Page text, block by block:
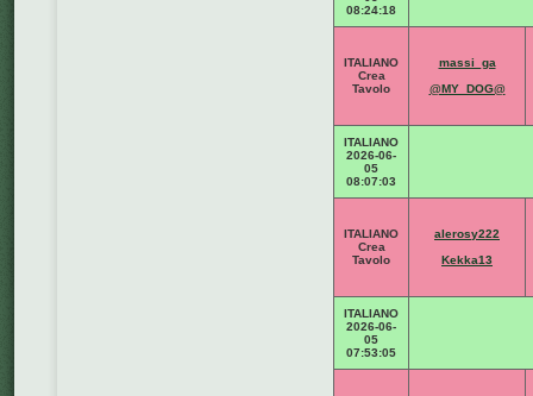
08:24:18
ITALIANO
Crea
Tavolo
massi_ga
@MY_DOG@
ITALIANO
2026-06-
05
08:07:03
ITALIANO
Crea
Tavolo
alerosy222
Kekka13
ITALIANO
2026-06-
05
07:53:05